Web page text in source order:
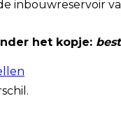
inbouwreservoir
het kopje: